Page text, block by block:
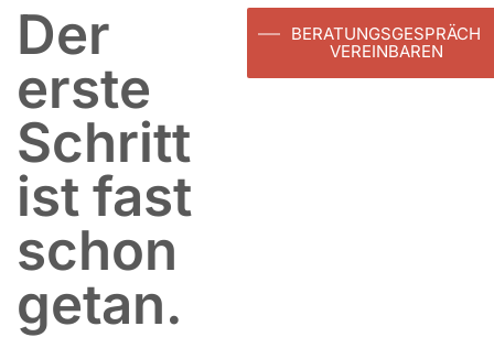
Der
erste
Schritt
ist fast
schon
getan.
BERATUNGSGESPRÄCH
VEREINBAREN